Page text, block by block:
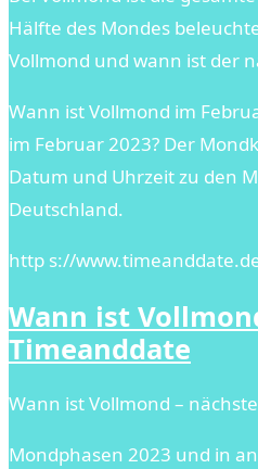
Hälfte des Mondes
Vollmond und wann ist der
Wann ist Vollmond im
im Februar 2023? Der
Datum und Uhrzeit zu den
Deutschland.
http s://
Wann ist
Timeanddate
Wann ist Vollmond –
Mondphasen 2023 und in